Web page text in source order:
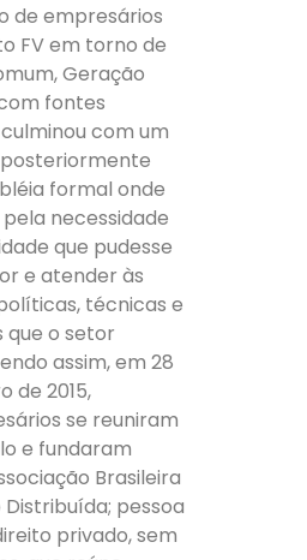
de empresários
FV em torno de
Geração
fontes
com um
formal onde
necessidade
que pudesse
e atender às
técnicas e
que o setor
assim, em 28
de 2015,
se reuniram
e fundaram
Brasileira
pessoa
privado, sem